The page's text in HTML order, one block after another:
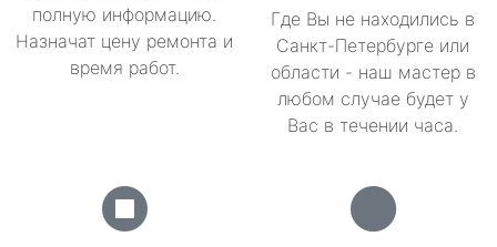
полную информацию.
Назначат цену ремонта и
время работ.
Где Вы не находились в
Санкт-Петербурге или
области - наш мастер в
любом случае будет у
Вас в течении часа.